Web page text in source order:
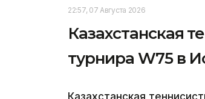
22:57, 07 Августа 2026
Казахстанская
турнира W75 в